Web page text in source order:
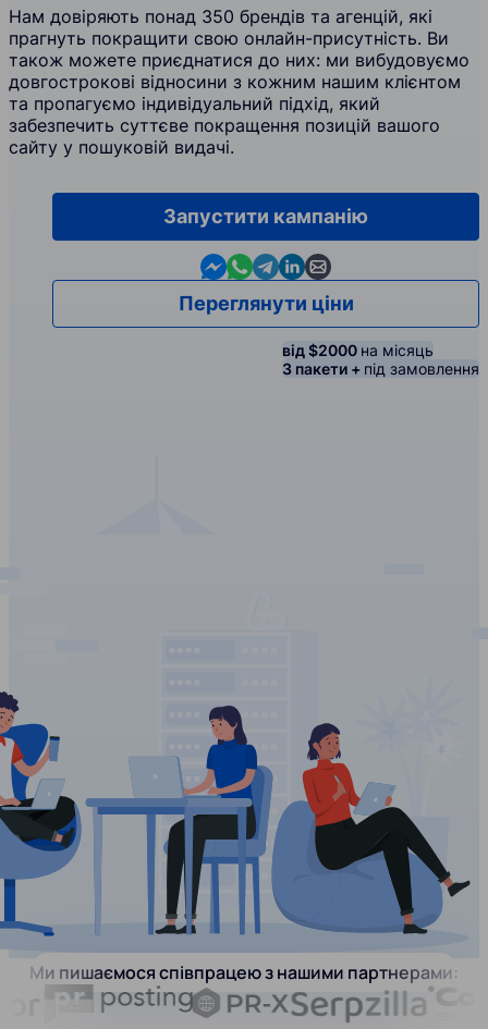
Нам довіряють понад 350 брендів та агенцій, які
прагнуть покращити свою онлайн-присутність. Ви
також можете приєднатися до них: ми вибудовуємо
довгострокові відносини з кожним нашим клієнтом
та пропагуємо індивідуальний підхід, який
забезпечить суттєве покращення позицій вашого
сайту у пошуковій видачі.
Запустити кампанію
Contact us in Messenger
Contact us in WhatsApp
Contact us in Telegram
Contact us in Linkedin
Contact us by email
Переглянути ціни
від $2000 на місяць
3 пакети + під замовлення
Ми пишаємося співпрацею з нашими партнерами: